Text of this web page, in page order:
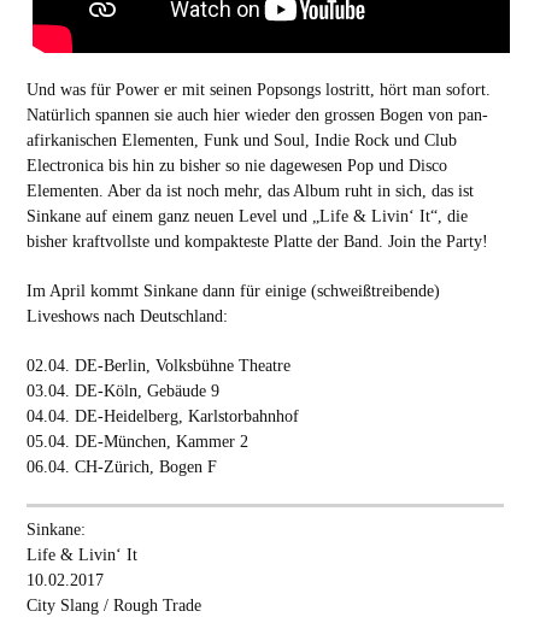
Und was für Power er mit seinen Popsongs lostritt, hört man sofort.
Natürlich spannen sie auch hier wieder den grossen Bogen von pan-
afirkanischen Elementen, Funk und Soul, Indie Rock und Club
Electronica bis hin zu bisher so nie dagewesen Pop und Disco
Elementen. Aber da ist noch mehr, das Album ruht in sich, das ist
Sinkane auf einem ganz neuen Level und „Life & Livin‘ It“, die
bisher kraftvollste und kompakteste Platte der Band. Join the Party!
Im April kommt Sinkane dann für einige (schweißtreibende)
Liveshows nach Deutschland:
02.04. DE-Berlin, Volksbühne Theatre
03.04. DE-Köln, Gebäude 9
04.04. DE-Heidelberg, Karlstorbahnhof
05.04. DE-München, Kammer 2
06.04. CH-Zürich, Bogen F
Sinkane:
Life & Livin‘ It
10.02.2017
City Slang / Rough Trade